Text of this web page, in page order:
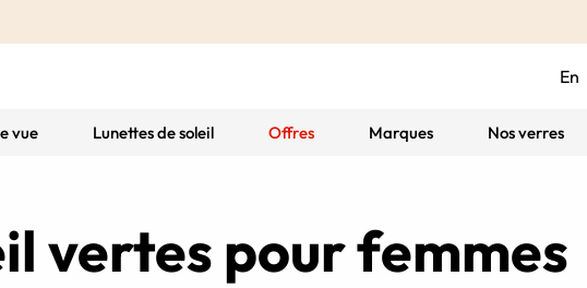
En
vue Lunettes de soleil Offres Marques Nos verres
vertes pour femmes